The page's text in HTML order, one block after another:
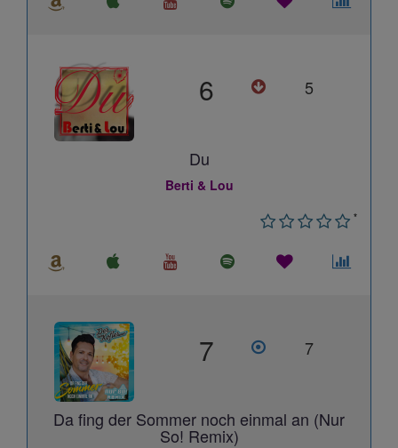
6 5
Du
Berti & Lou
*
7 7
Da fing der Sommer noch einmal an (Nur
So! Remix)